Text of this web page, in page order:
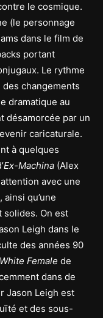
le cosmique.
(le personnage
dans le film de
portant
Le rythme
changements
dramatique au
désamorcée par un
caricaturale.
à quelques
Ex-Machina (Alex
avec une
qu’une
solides. On est
Leigh dans le
des années 90
Female de
dans de
Jason Leigh est
et des sous-